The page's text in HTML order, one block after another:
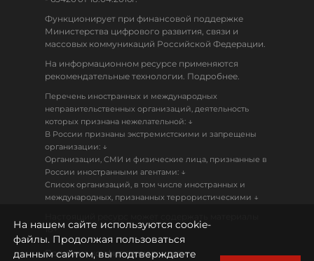
Функционирует при финансовой поддержке
Министерства цифрового развития, связи и
массовых коммуникаций Российской Федерации.
На информационном ресурсе применяются
рекомендательные технологии. Подробнее.
Перечень иностранных и международных
неправительственных организаций, деятельность
которых признана нежелательной: ↓
В России признаны экстремистскими и запрещены
организации: ↓
Организации, СМИ и физические лица, признанные в
России иностранными агентами: ↓
Список организаций, в том числе иностранных и
международных, признанных террористическими ↓
18+
Политика конфиденциальности
На нашем сайте используются cookie-
файлы. Продолжая пользоваться
данным сайтом, вы подтверждаете